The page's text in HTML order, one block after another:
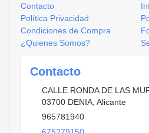
Contacto
Política Privacidad
Condiciones de Compra
¿Quienes Somos?
Contacto
CALLE RONDA DE LAS
03700 DENIA Alicante
965781940